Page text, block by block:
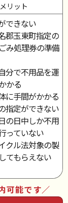
リット
できない
郡玉東町指定の
み処理券の準備
分で不用品を運
かる
に手間がかかる
指定ができない
の日中しか不用
っていない
クル法対象の製
てもらえない
可能です